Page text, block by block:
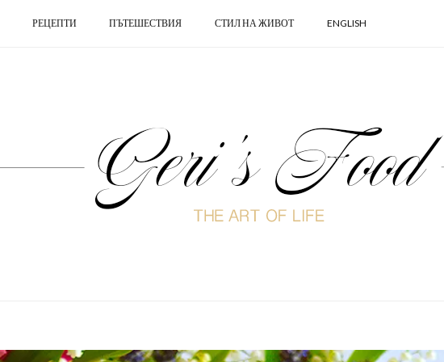
РЕЦЕПТИ ПЪТЕШЕСТВИЯ СТИЛ НА ЖИВОТ ENGLISH